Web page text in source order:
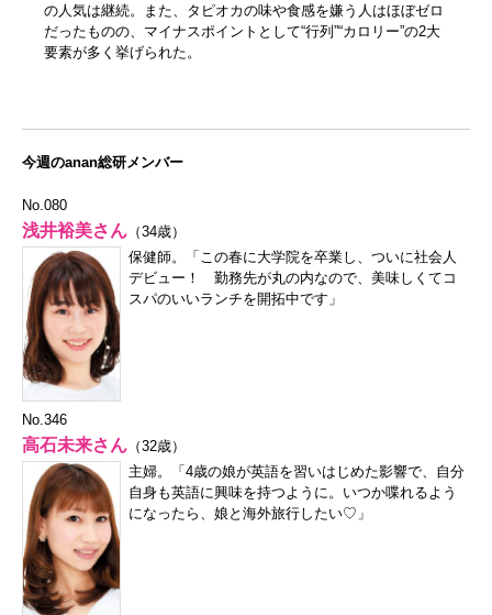
の人気は継続。また、タピオカの味や食感を嫌う人はほぼゼロ
だったものの、マイナスポイントとして“行列”“カロリー”の2大
要素が多く挙げられた。
今週のanan総研メンバー
No.080
浅井裕美さん （34歳）
保健師。「この春に大学院を卒業し、ついに社会人
デビュー！ 勤務先が丸の内なので、美味しくてコ
スパのいいランチを開拓中です」
No.346
高石未来さん （32歳）
主婦。「4歳の娘が英語を習いはじめた影響で、自分
自身も英語に興味を持つように。いつか喋れるよう
になったら、娘と海外旅行したい♡」